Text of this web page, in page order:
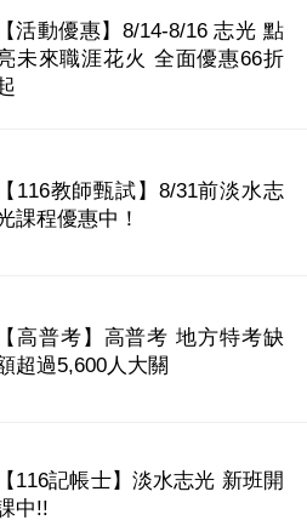
【活動優惠】8/14-8/16 志光 點
未來職涯花火 全面優惠66折
【116教師甄試】8/31前淡水志
課程優惠中！
【高普考】高普考 地方特考缺
超過5,600人大關
【116記帳士】淡水志光 新班開
中!!